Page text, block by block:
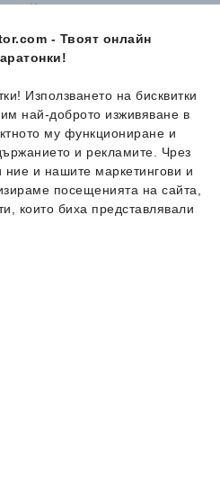
- Твоят онлайн
Използването на бисквитки
най-доброто изживяване в
му функциониране и
и рекламите. Чрез
ние и нашите маркетингови и
посещенията на сайта,
които биха представлявали
Налични размери:
-39% Ново